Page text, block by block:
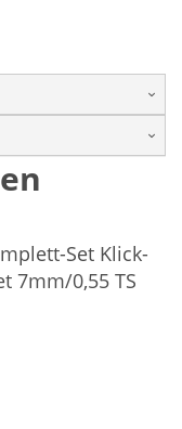
Set Klick-
7mm/0,55 TS